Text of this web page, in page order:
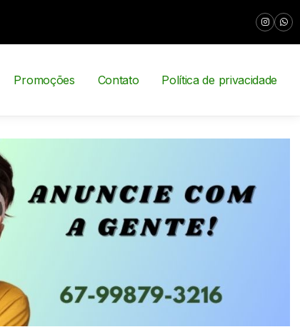
Promoções Contato Política de privacidade